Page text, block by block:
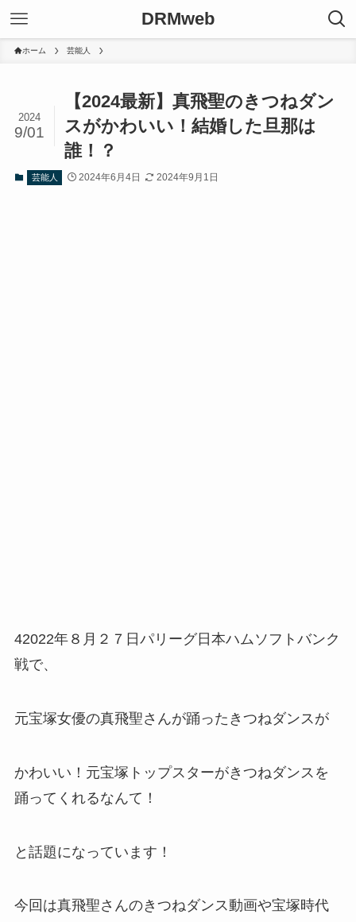
DRMweb
ホーム 芸能人
【2024最新】真飛聖のきつねダン
スがかわいい！結婚した旦那は
誰！？
2024
9/01
芸能人 2024年6月4日 2024年9月1日
42022年８月２７日パリーグ日本ハムソフトバンク
戦で、
元宝塚女優の真飛聖さんが踊ったきつねダンスが
かわいい！元宝塚トップスターがきつねダンスを
踊ってくれるなんて！
と話題になっています！
今回は真飛聖さんのきつねダンス動画や宝塚時代